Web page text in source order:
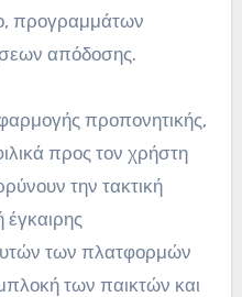
προγραμμάτων
απόδοσης.
προπονητικής,
προς τον χρήστη
την τακτική
των πλατφορμών
των παικτών και